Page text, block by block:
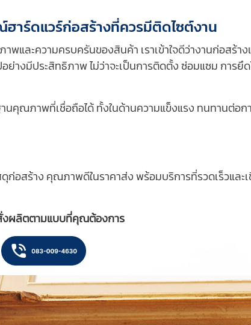
าร์ดแวร์ก่อสร้างที่ควรมีติดไซต์งาน
พและความครบครันของสินค้า เราเข้าใจดีว่างานก่อสร้าง
งมีประสิทธิภาพ ไม่ว่าจะเป็นการติดตั้ง ซ่อมแซม การยึ
คุณภาพที่เชื่อถือได้ ทั้งในด้านความแข็งแรง ทนทานต่อก
สร้าง คุณภาพดีในราคาส่ง พร้อมบริการที่รวดเร็วและเ
งผลิตตามแบบที่คุณต้องการ